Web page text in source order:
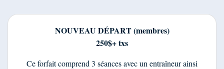
NOUVEAU DÉPART (membres)
250$+ txs
Ce forfait comprend 3 séances avec un entraîneur ainsi